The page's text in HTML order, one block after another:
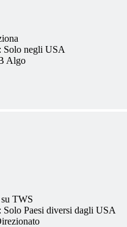
Solo negli USA
Algo
TWS
Solo Paesi diversi dagli USA